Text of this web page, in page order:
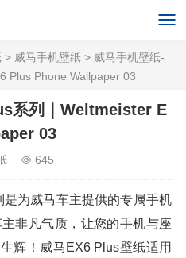
> 威马手机壁纸 > 威马手机壁纸-
Plus Phone Wallpaper 03
系列｜Weltmeister E
03
645
是为威马车主提供的专属手机
非凡气质，让您的手机与座
辉！威马EX6 Plus壁纸适用